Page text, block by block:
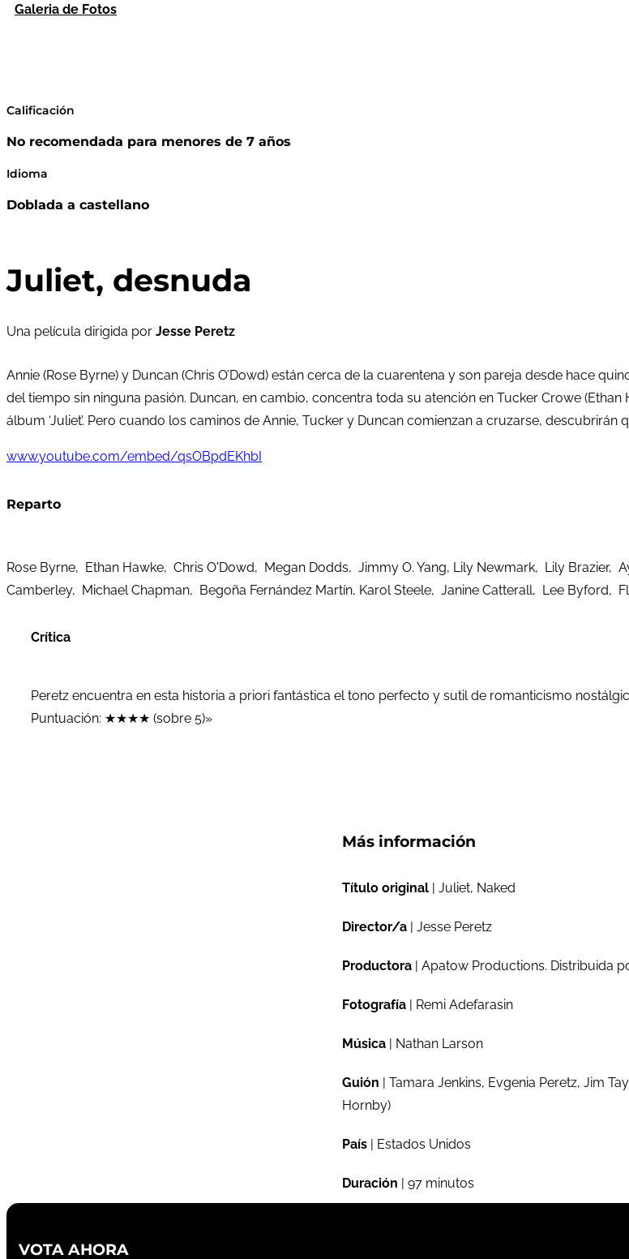
Galeria de Fotos
Calificación
No recomendada para menores de 7 años
Idioma
Doblada a castellano
Juliet, desnuda
Una película dirigida por Jesse Peretz
Annie (Rose Byrne) y Duncan (Chris O’Dowd) están cerca de la cuarentena y son pareja desde hace
del tiempo sin ninguna pasión. Duncan, en cambio, concentra toda su atención en Tucker Crowe
álbum ‘Juliet’. Pero cuando los caminos de Annie, Tucker y Duncan comienzan a cruzarse,
www.youtube.com/embed/qsOBpdEKhbI
Reparto
Rose Byrne, Ethan Hawke, Chris O'Dowd, Megan Dodds, Jimmy O. Yang, Lily Newmark, Lily Brazier,
Camberley, Michael Chapman, Begoña Fernández Martín, Karol Steele, Janine Catterall, Lee Byford,
Crítica
Peretz encuentra en esta historia a priori fantástica el tono perfecto y sutil de romanticismo
Puntuación: ★★★★ (sobre 5)»
Más información
Título original | Juliet, Naked
Director/a | Jesse Peretz
Productora | Apatow Productions. Distribuida
Fotografía | Remi Adefarasin
Música | Nathan Larson
Guión | Tamara Jenkins, Evgenia Peretz, Jim
Hornby)
País | Estados Unidos
Duración | 97 minutos
VOTA AHORA